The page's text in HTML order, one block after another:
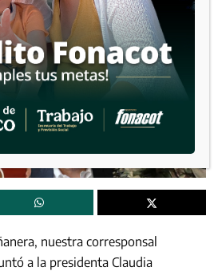
nuestra corresponsal
a la presidenta Claudia